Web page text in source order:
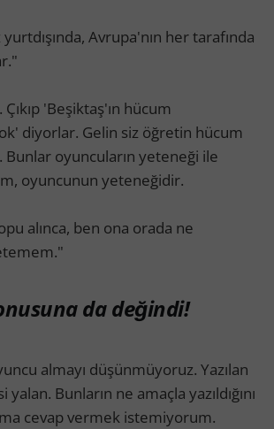
Avrupa'nın her tarafında
'Beşiktaş'ın hücum
diyorlar. Gelin siz öğretin hücum
Bunlar oyuncuların yeteneği ile
oyuncunun yeteneğidir.
alınca, ben ona orada ne
da değindi!
almayı düşünmüyoruz. Yazılan
Bunların ne amaçla yazıldığını
cevap vermek istemiyorum.